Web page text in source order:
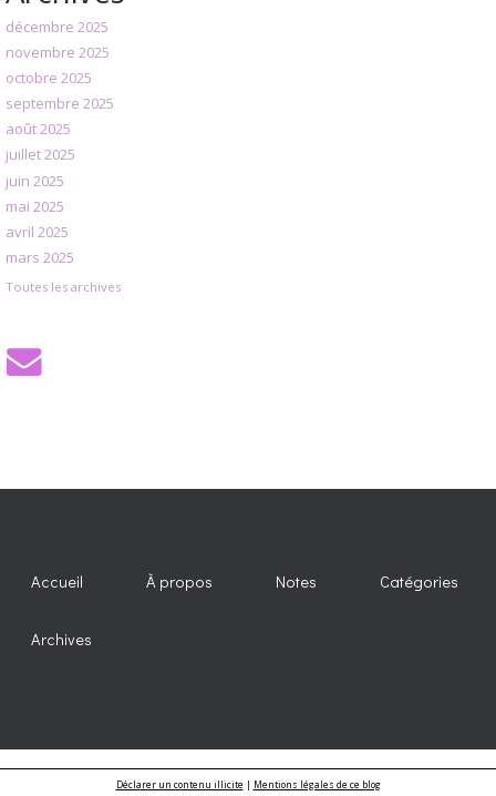
décembre 2025
novembre 2025
octobre 2025
septembre 2025
août 2025
juillet 2025
juin 2025
mai 2025
avril 2025
mars 2025
Toutes les archives
Accueil À propos Notes Catégories
Archives
Déclarer un contenu illicite| Mentions légales de ce blog